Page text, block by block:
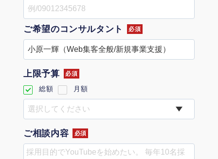
YouTubeディレクター
ミッション・ビジョン・バリュー
代表メッセージ（岩野圭佑）
取締役メッセージ（株本祐己）
業務委託
認定パートナー
動画ディレクター
営業
インターン
ご希望のコンサルタント 必須
上限予算 必須
総額 月額
ご相談内容 必須